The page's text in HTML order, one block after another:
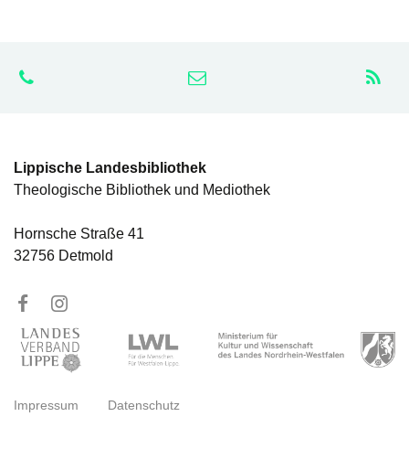
Lippische Landesbibliothek
Theologische Bibliothek und Mediothek
Hornsche Straße 41
32756 Detmold
Impressum Datenschutz